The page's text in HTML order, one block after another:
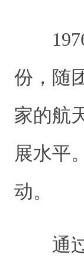
1976
份，随
家的航
展水平
动。
通过